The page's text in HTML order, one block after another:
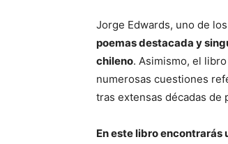
Jorge Edwards, uno de
poemas destacada y
chileno. Asimismo, el
numerosas cuestiones
tras extensas décadas de
En este libro encontrarás